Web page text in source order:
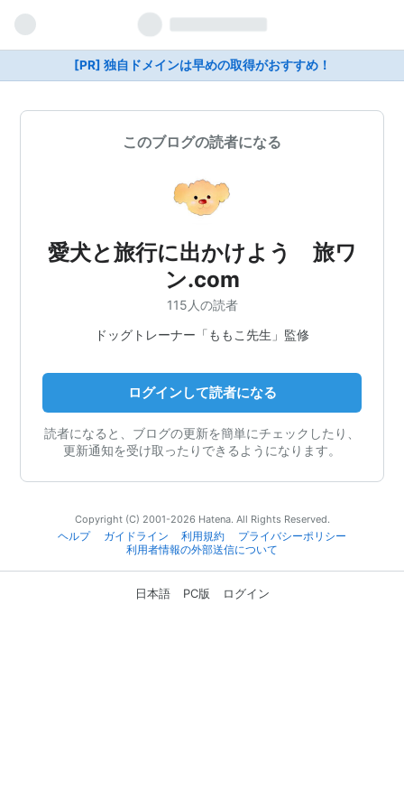
[PR] 独自ドメインは早めの取得がおすすめ！
このブログの読者になる
愛犬と旅行に出かけよう 旅ワ
ン.com
115人の読者
ドッグトレーナー「ももこ先生」監修
ログインして読者になる
読者になると、ブログの更新を簡単にチェックしたり、
更新通知を受け取ったりできるようになります。
Copyright (C) 2001-2026 Hatena. All Rights Reserved.
ヘルプ
ガイドライン 利用規約
プライバシーポリシー
利用者情報の外部送信について
日本語 PC版 ログイン